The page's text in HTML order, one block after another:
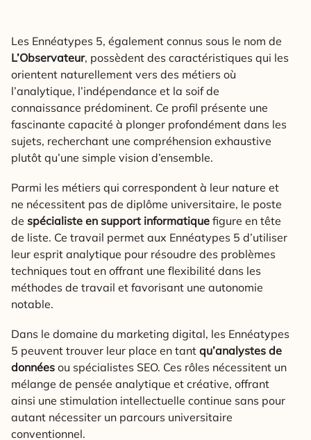
Les Ennéatypes 5, également connus sous le nom de
L’Observateur, possèdent des caractéristiques qui les
orientent naturellement vers des métiers où
l’analytique, l’indépendance et la soif de
connaissance prédominent. Ce profil présente une
fascinante capacité à plonger profondément dans les
sujets, recherchant une compréhension exhaustive
plutôt qu’une simple vision d’ensemble.
Parmi les métiers qui correspondent à leur nature et
ne nécessitent pas de diplôme universitaire, le poste
de spécialiste en support informatique figure en tête
de liste. Ce travail permet aux Ennéatypes 5 d’utiliser
leur esprit analytique pour résoudre des problèmes
techniques tout en offrant une flexibilité dans les
méthodes de travail et favorisant une autonomie
notable.
Dans le domaine du marketing digital, les Ennéatypes
5 peuvent trouver leur place en tant qu’analystes de
données ou spécialistes SEO. Ces rôles nécessitent un
mélange de pensée analytique et créative, offrant
ainsi une stimulation intellectuelle continue sans pour
autant nécessiter un parcours universitaire
conventionnel.